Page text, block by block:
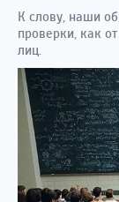
К слову, наши
проверки, как
лиц.